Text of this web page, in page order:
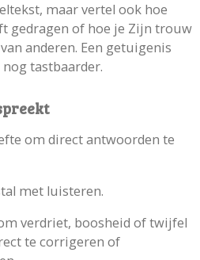
maar vertel ook hoe
gedragen of hoe je Zijn trouw
anderen. Een getuigenis
tastbaarder.
om direct antwoorden te
met luisteren.
verdriet, boosheid of twijfel
te corrigeren of